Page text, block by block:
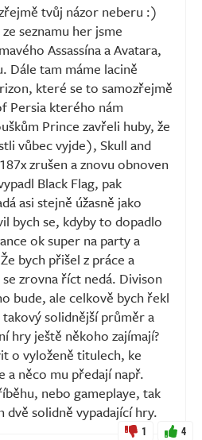
tvůj názor neberu :)
seznamu her jsme
Assassína a Avatara,
Dále tam máme lacině
které se to samozřejmě
Persia kterého nám
Prince zavřeli huby, že
vůbec vyjde), Skull and
zrušen a znovu obnoven
Black Flag, pak
asi stejně úžasně jako
bych se, kdyby to dopadlo
ok super na party a
bych přišel z práce a
zrovna říct nedá. Divison
bude, ale celkově bych řekl
takový solidnější průměr a
hry ještě někoho zajímají?
o vyloženě titulech, ke
a něco mu předají např.
nebo gameplaye, tak
dvě solidně vypadající hry.
1 4